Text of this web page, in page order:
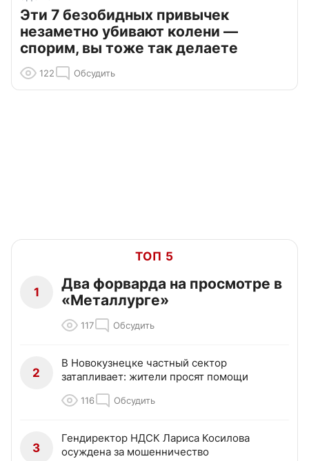
Эти 7 безобидных привычек
незаметно убивают колени —
спорим, вы тоже так делаете
122 Обсудить
ТОП 5
1
Два форварда на просмотре в
«Металлурге»
117 Обсудить
2
В Новокузнецке частный сектор
затапливает: жители просят помощи
116 Обсудить
3
Гендиректор НДСК Лариса Косилова
осуждена за мошенничество